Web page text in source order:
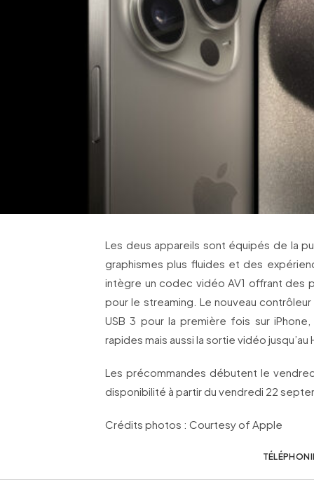
Les deus appareils sont équipés de la
graphismes plus fluides et des
intègre un codec vidéo AV1 offrant des
pour le streaming. Le nouveau
USB 3 pour la première fois sur
rapides mais aussi la sortie vidéo jusqu’au
Les précommandes débutent le
disponibilité à partir du vendredi 22
Crédits photos : Courtesy of Apple